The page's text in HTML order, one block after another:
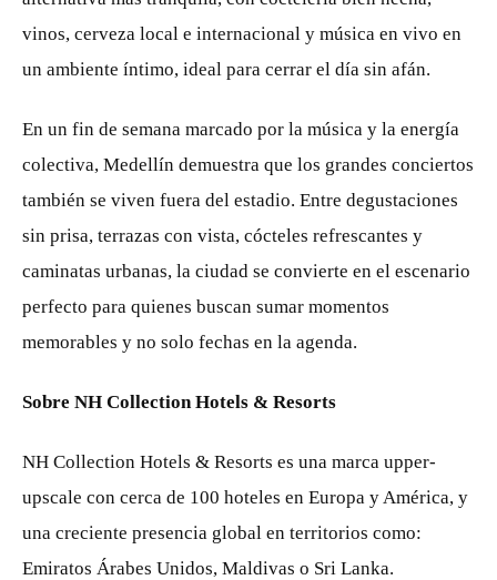
vinos, cerveza local e internacional y música en vivo en
un ambiente íntimo, ideal para cerrar el día sin afán.
En un fin de semana marcado por la música y la energía
colectiva, Medellín demuestra que los grandes conciertos
también se viven fuera del estadio. Entre degustaciones
sin prisa, terrazas con vista, cócteles refrescantes y
caminatas urbanas, la ciudad se convierte en el escenario
perfecto para quienes buscan sumar momentos
memorables y no solo fechas en la agenda.
Sobre NH Collection Hotels & Resorts
NH Collection Hotels & Resorts es una marca upper-
upscale con cerca de 100 hoteles en Europa y América, y
una creciente presencia global en territorios como:
Emiratos Árabes Unidos, Maldivas o Sri Lanka.